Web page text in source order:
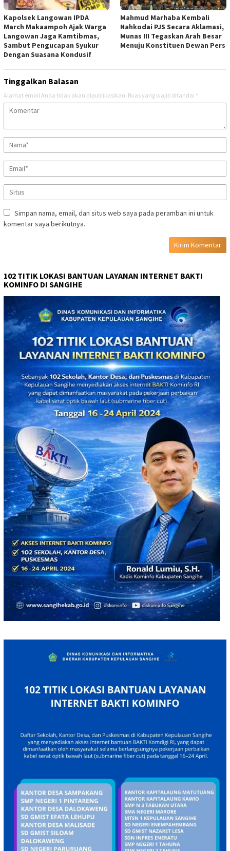
Kapolsek Langowan IPDA
March Makaampoh Ajak Warga
Langowan Jaga Kamtibmas,
Sambut Pengucapan Syukur
Dengan Suasana Kondusif
Mahmud Marhaba Kembali
Nahkodai PJS Secara Aklamasi,
Munas III Tegaskan Arah Besar
Menuju Konstituen Dewan Pers
Tinggalkan Balasan
Alamat email Anda tidak akan dipublikasikan. Ruas yang wajib ditandai *
Simpan nama, email, dan situs web saya pada peramban ini untuk
komentar saya berikutnya.
102 TITIK LOKASI BANTUAN LAYANAN INTERNET BAKTI
KOMINFO DI SANGIHE